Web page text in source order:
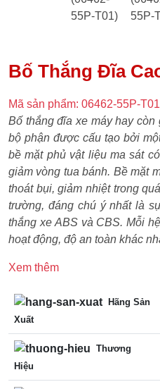
Bố Thắng Đĩa
Mã sản phẩm: 06462-55P-T01
Bố thắng đĩa xe máy hay còn
bộ phận được cấu tạo bởi
bề mặt phủ vật liệu ma sát
giảm vòng tua bánh. Bề mặt
thoát bụi, giảm nhiệt trong
trường, đáng chú ý nhất là
thắng xe ABS và CBS. Mỗi
hoạt động, độ an toàn khác
Xem thêm
Hãng Sản
Xuất
Thương
Hiệu